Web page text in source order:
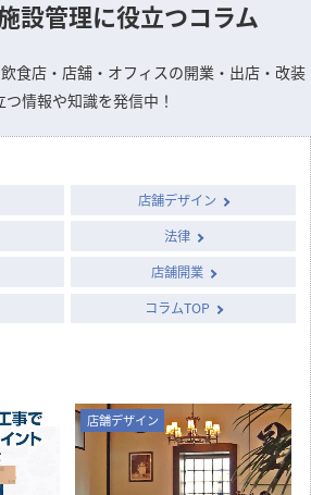
設管理に役立つコラム
食店・店舗・オフィスの開業・出店・改装
つ情報や知識を発信中！
店舗デザイン
法律
店舗開業
コラムTOP
店舗デザイン